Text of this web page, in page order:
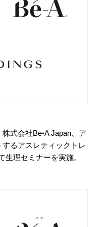
株式会社Be-A Japan、ア
るアスレティックトレ
生理セミナーを実施。